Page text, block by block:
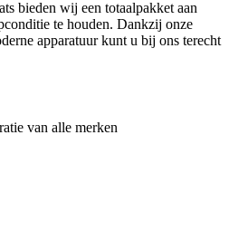
bieden wij een totaalpakket aan
te houden. Dankzij onze
apparatuur kunt u bij ons terecht
van alle merken